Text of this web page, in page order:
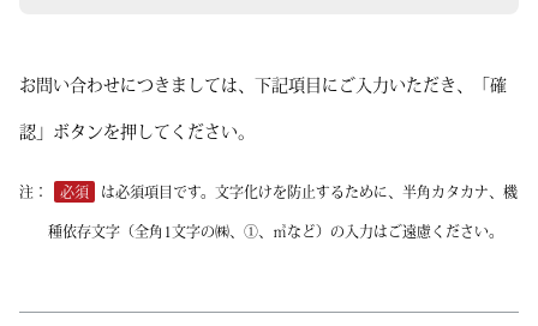
お問い合わせにつきましては、下記項目にご入力いただき、「確
認」ボタンを押してください。
注： 必須 は必須項目です。文字化けを防止するために、半角カタカナ、 機
種依存文字（全角1文字の㈱、①、㎥など）の入力はご遠慮ください。